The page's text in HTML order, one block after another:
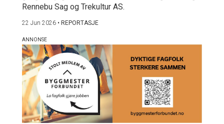
Rennebu Sag og Trekultur AS.
22 Jun 2026 • REPORTASJE